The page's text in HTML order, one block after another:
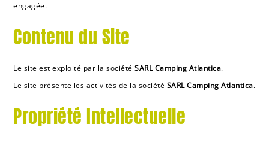
engagée.
Contenu du Site
Le site est exploité par la sociétéSARL Camping Atlantica.
Le site présente les activités de la société SARL CampingAtlantica.
Propriété Intellectuelle